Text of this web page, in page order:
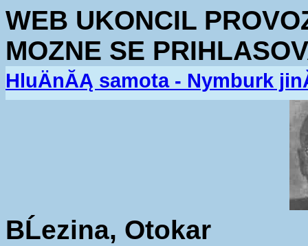
WEB UKONCIL
MOZNE SE
HluÄnĂĄ samota - Nymburk
BĹezina, Otokar